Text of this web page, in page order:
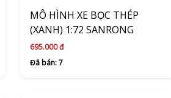
MÔ HÌNH XE BỌC THÉP
(XANH) 1:72 SANRONG
695.000 đ
Đã bán: 7